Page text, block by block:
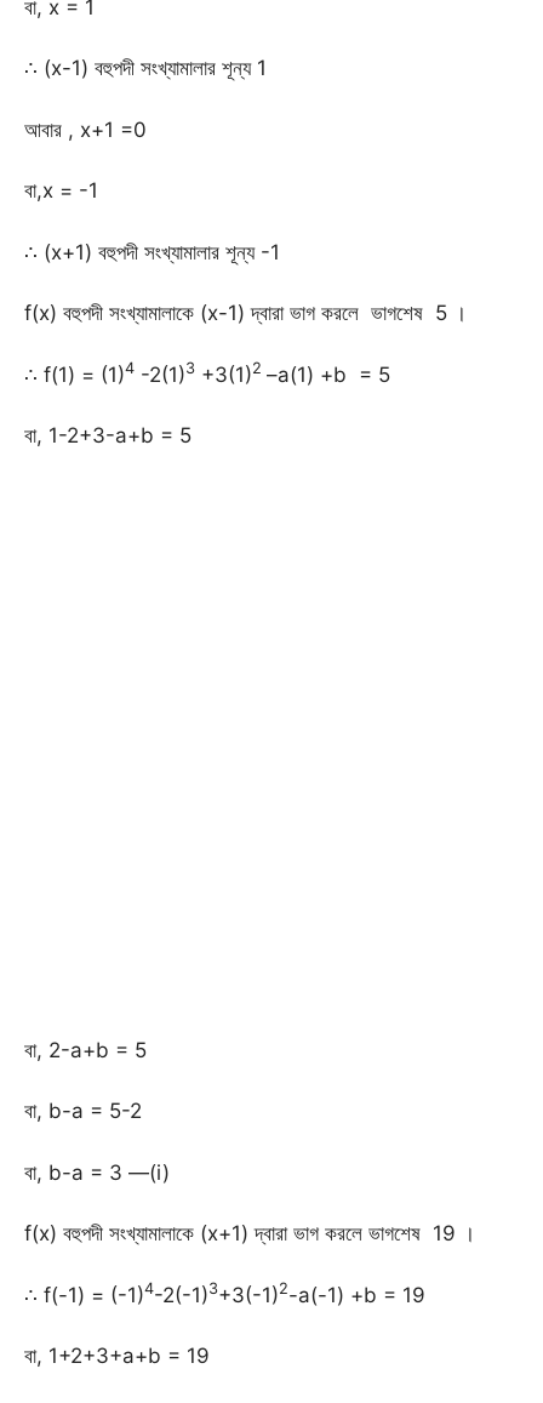
বা, x = 1
∴ (x-1) বহুপদী সংখ্যামালার শূন্য 1
আবার , x+1 =0
বা,x = -1
∴ (x+1) বহুপদী সংখ্যামালার শূন্য -1
f(x) বহুপদী সংখ্যামালাকে (x-1) দ্বারা ভাগ করলে ভাগশেষ 5 ।
∴ f(1) = (1)4 -2(1)3 +3(1)2 –a(1) +b = 5
বা, 1-2+3-a+b = 5
বা, 2-a+b = 5
বা, b-a = 5-2
বা, b-a = 3 —(i)
f(x) বহুপদী সংখ্যামালাকে (x+1) দ্বারা ভাগ করলে ভাগশেষ 19 ।
∴ f(-1) = (-1)4-2(-1)3+3(-1)2-a(-1) +b = 19
বা, 1+2+3+a+b = 19